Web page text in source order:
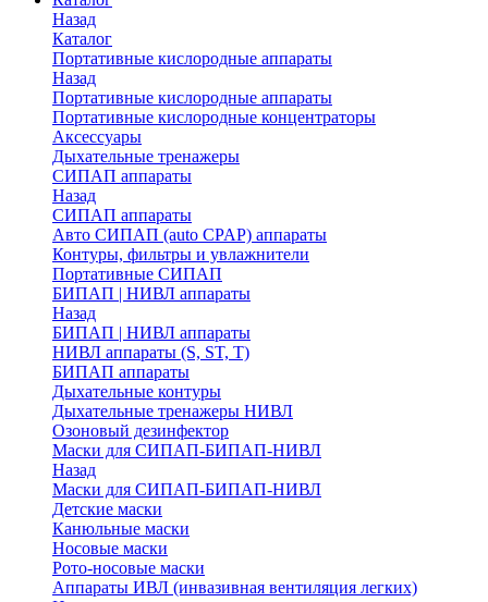
Назад
Каталог
Портативные кислородные аппараты
Назад
Портативные кислородные аппараты
Портативные кислородные концентраторы
Аксессуары
Дыхательные тренажеры
СИПАП аппараты
Назад
СИПАП аппараты
Aвто СИПАП (auto CPAP) аппараты
Контуры, фильтры и увлажнители
Портативные СИПАП
БИПАП | НИВЛ аппараты
Назад
БИПАП | НИВЛ аппараты
НИВЛ аппараты (S, ST, T)
БИПАП аппараты
Дыхательные контуры
Дыхательные тренажеры НИВЛ
Озоновый дезинфектор
Маски для СИПАП-БИПАП-НИВЛ
Назад
Маски для СИПАП-БИПАП-НИВЛ
Детские маски
Канюльные маски
Носовые маски
Рото-носовые маски
Аппараты ИВЛ (инвазивная вентиляция легких)